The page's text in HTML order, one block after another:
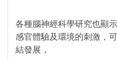
各種腦神經科學研究也顯
感官體驗及環境的刺激，
結發展，